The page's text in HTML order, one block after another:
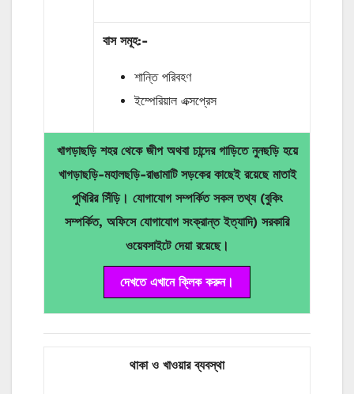
বাস সমূহ:-
শান্তি পরিবহণ
ইম্পেরিয়াল এক্সপ্রেস
খাগড়াছড়ি শহর থেকে জীপ অথবা চান্দের গাড়িতে নুনছড়ি হয়ে
খাগড়াছড়ি-মহালছড়ি-রাঙামাটি সড়কের কাছেই রয়েছে মাতাই
পুখিরির সিঁড়ি। যোগাযোগ সম্পর্কিত সকল তথ্য (বুকিং
সম্পর্কিত, অফিসে যোগাযোগ সংক্রান্ত ইত্যাদি) সরকারি
ওয়েবসাইটে দেয়া রয়েছে।
দেখতে এখানে ক্লিক করুন।
থাকা ও খাওয়ার ব্যবস্থা